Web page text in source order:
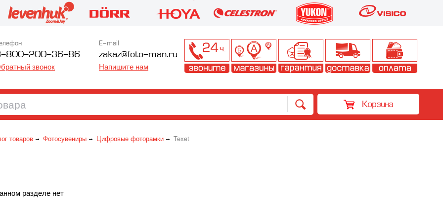
800-200-36-86
звонок
E-mail
zakaz@foto-man.ru
Напишите нам
Корзина
товаров Фотосувениры Цифровые фоторамки Texet
разделе нет